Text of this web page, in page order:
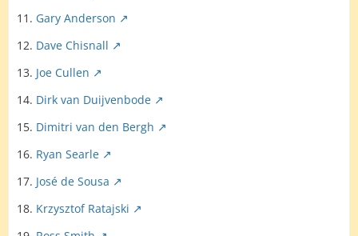
11. Gary Anderson
12. Dave Chisnall
13. Joe Cullen
14. Dirk van Duijvenbode
15. Dimitri van den Bergh
16. Ryan Searle
17. José de Sousa
18. Krzysztof Ratajski